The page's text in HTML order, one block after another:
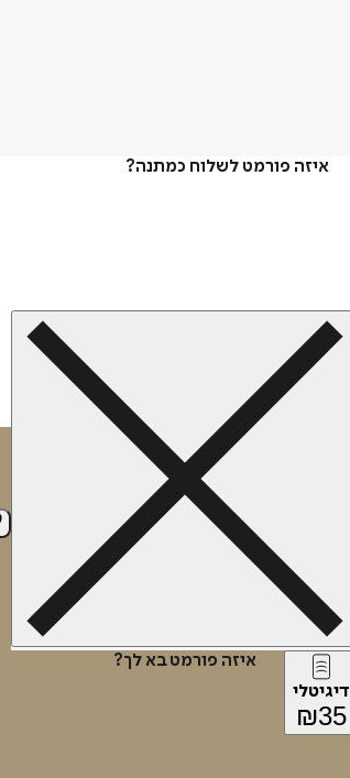
איזה פורמט לשלוח כמתנה?
איזה פורמט בא לך?
דיגיטלי
₪35